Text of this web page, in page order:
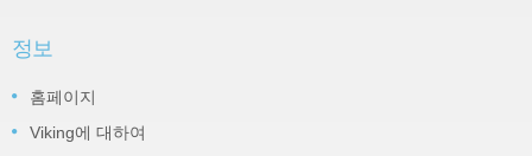
정보
홈페이지
Viking에 대하여